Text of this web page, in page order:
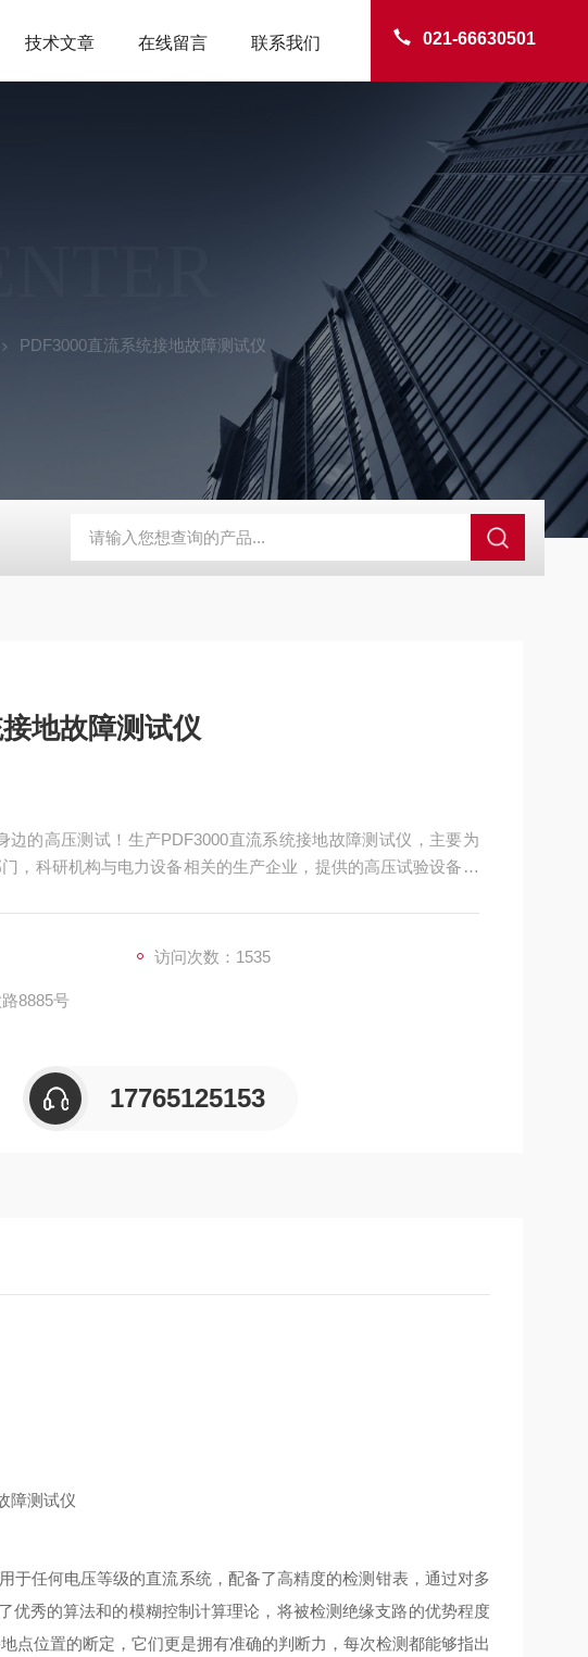
021-66630501
技术文章 在线留言 联系我们
PDF3000直流系统接地故障测试仪
地故障测试仪
边的高压测试！生产PDF3000直流系统接地故障测试仪，主要为
，科研机构与电力设备相关的生产企业，提供的高压试验设备和
访问次数：1535
8885号
17765125153
障测试仪
于任何电压等级的直流系统，配备了高精度的检测钳表，通过对多
优秀的算法和的模糊控制计算理论，将被检测绝缘支路的优势程度
点位置的断定，它们更是拥有准确的判断力，每次检测都能够指出